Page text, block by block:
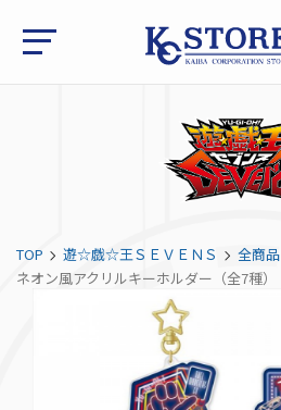
TOP 遊☆戯☆王ＳＥＶＥＮＳ 全商品
ネオン風アクリルキーホルダー（全7種）